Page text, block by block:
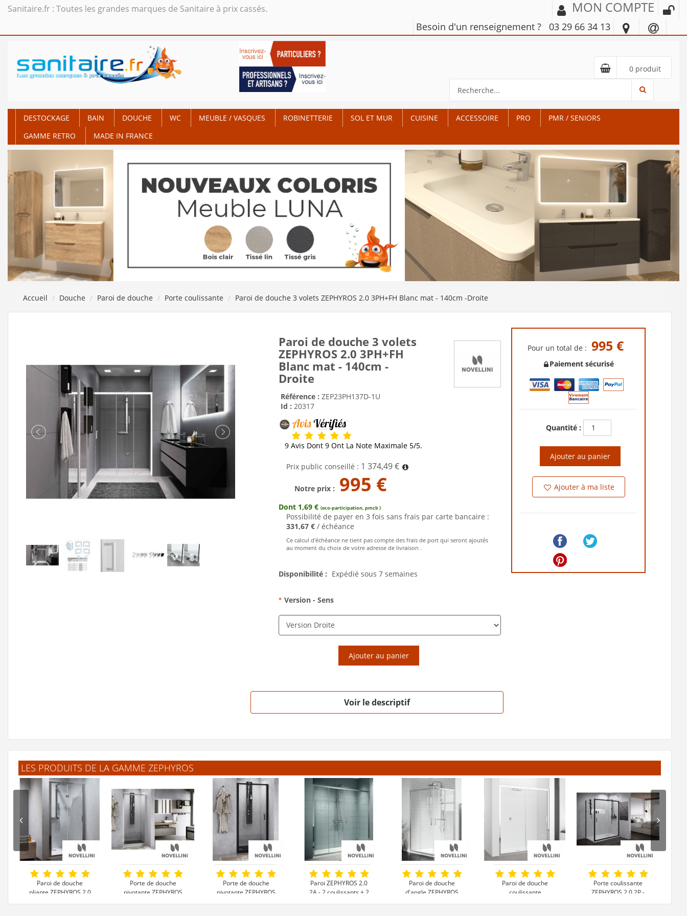
Sanitaire.fr : Toutes les grandes marques de Sanitaire à prix cassés. MON COMPTE
Besoin d'un renseignement ? 03 29 66 34 13
0 produit
DESTOCKAGE BAIN DOUCHE WC MEUBLE / VASQUES ROBINETTERIE SOL ET MUR CUISINE ACCESSOIRE PRO
PMR / SENIORS
GAMME RETRO
MADE IN FRANCE
Accueil Douche Paroi de douche Porte coulissante Paroi de douche 3 volets ZEPHYROS 2.0 3PH+FH Blanc mat - 140cm -Droite
Paroi de douche 3 volets
ZEPHYROS 2.0 3PH+FH
Blanc mat - 140cm -
Droite
Référence : ZEP23PH137D-1U
Id : 20317
9 Avis Dont 9 Ont La Note Maximale 5/5.
Prix public conseillé : 1 374,49 €
Notre prix : 995 €
Dont 1,69 € (eco-participation, pmcb )
Possibilité de payer en 3 fois sans frais par carte bancaire :
331,67 € / échéance
Ce calcul d'échéance ne tient pas compte des frais de port qui seront ajoutés
au moment du choix de votre adresse de livraison .
Disponibilité : Expédié sous 7 semaines
* Version - Sens
Ajouter au panier
Voir le descriptif
Pour un total de : 995 €
Paiement sécurisé
Quantité :
Ajouter au panier
Ajouter à ma liste
LES PRODUITS DE LA GAMME ZEPHYROS
Paroi de douche
pliante ZEPHYROS 2.0
Porte de douche
pivotante ZEPHYROS
Porte de douche
pivotante ZEPHYROS
Paroi ZEPHYROS 2.0
2A - 2 coulissants + 2
Paroi de douche
d'angle ZEPHYROS
Paroi de douche
coulissante
Porte coulissante
ZEPHYROS 2.0 2P -